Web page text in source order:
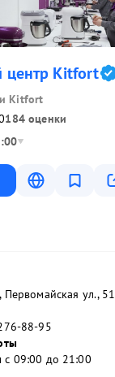
центр Kitfort
Kitfort
184 оценки
Первомайская ул., 51
88-95
с 09:00 до 21:00